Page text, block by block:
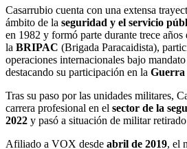
Casarrubio cuenta con una extensa
ámbito de la seguridad y el servicio
en 1982 y formó parte durante trece años
la BRIPAC (Brigada Paracaidista),
operaciones internacionales bajo
destacando su participación en la Guerra
Tras su paso por las unidades militares,
carrera profesional en el sector de la
2022 y pasó a situación de militar
Afiliado a VOX desde abril de 2019, el